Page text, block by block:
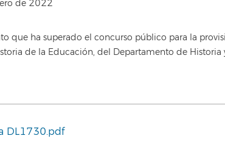
de 2022
que ha superado el concurso público para la
de la Educación, del Departamento de
DL1730.pdf